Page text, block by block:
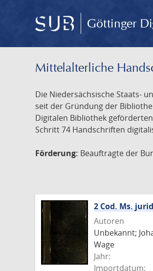
Göttinger
Mittelalterliche
Die Niedersächsische Staats-
seit der Gründung der
Digitalen Bibliothek
Schritt 74 Handschriften
Förderung: Beauftragte der
2 Cod. Ms.
Autoren
Unbekannt;
Wage
Jahr:
Importdatum: